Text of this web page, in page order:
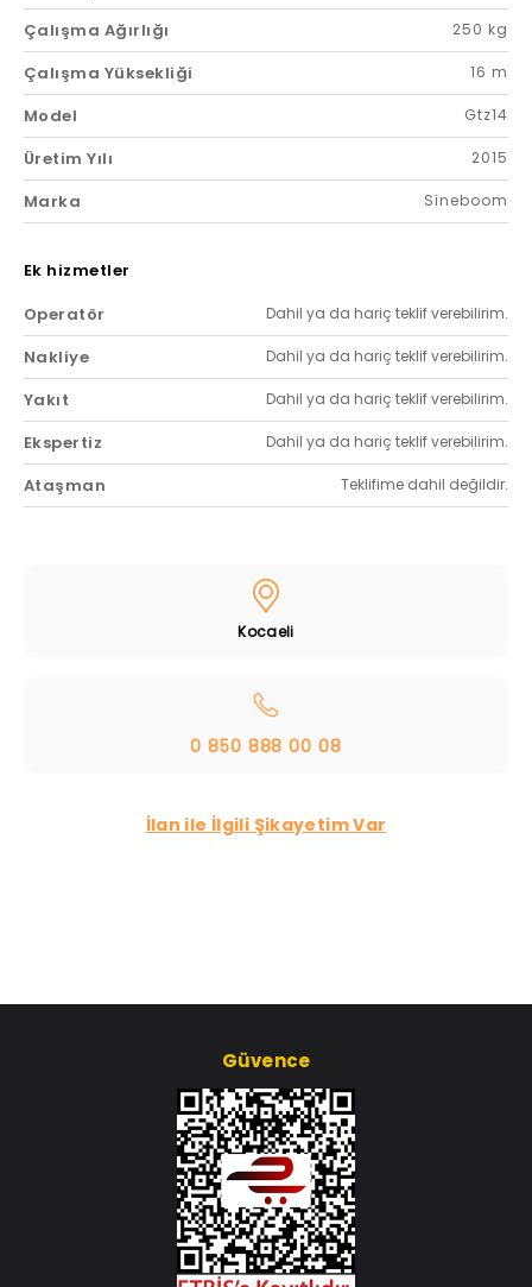
Çalışma Ağırlığı 250 kg
Çalışma Yüksekliği 16 m
Model Gtz14
Üretim Yılı 2015
Marka Sineboom
Ek hizmetler
Operatör
Dahil ya da hariç teklif verebilirim.
Nakliye Dahil ya da hariç teklif verebilirim.
Yakıt Dahil ya da hariç teklif verebilirim.
Ekspertiz Dahil ya da hariç teklif verebilirim.
Ataşman Teklifime dahil değildir.
Kocaeli
0 850 888 00 08
İlan ile İlgili Şikayetim Var
Güvence